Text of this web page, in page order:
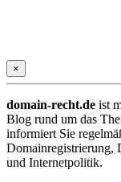
×
domain-recht.de ist
Blog rund um das
informiert Sie
Domainregistrierung,
und Internetpolitik.